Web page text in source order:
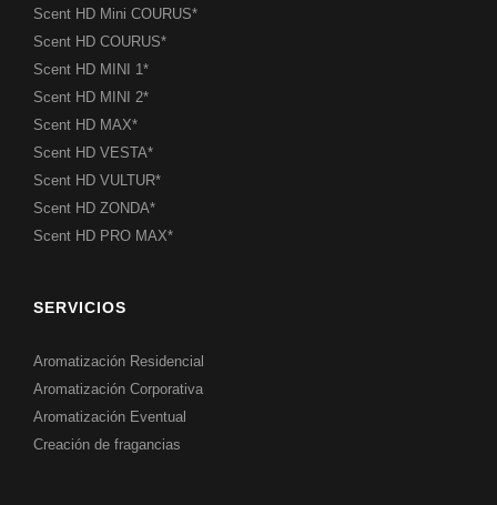
Scent HD Mini COURUS*
Scent HD COURUS*
Scent HD MINI 1*
Scent HD MINI 2*
Scent HD MAX*
Scent HD VESTA*
Scent HD VULTUR*
Scent HD ZONDA*
Scent HD PRO MAX*
SERVICIOS
Aromatización Residencial
Aromatización Corporativa
Aromatización Eventual
Creación de fragancias